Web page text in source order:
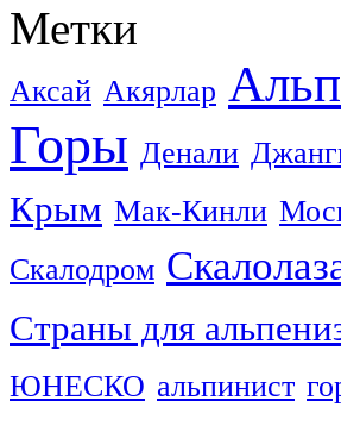
Метки
Аксай Акярлар
Горы Денали
Крым Мак-Кинли
Скалодром
Страны для
ЮНЕСКО альпинист